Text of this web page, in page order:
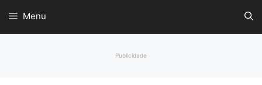
Menu
Publicidade